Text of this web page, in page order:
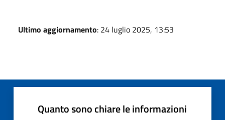
Ultimo aggiornamento: 24 luglio 2025, 13:53
Quanto sono chiare le informazioni